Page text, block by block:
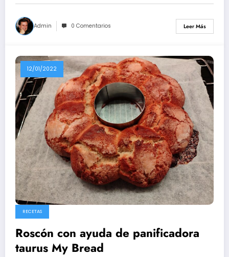
Admin 0 Comentarios Leer Más
12/01/2022
RECETAS
Roscón con ayuda de panificadora
taurus My Bread